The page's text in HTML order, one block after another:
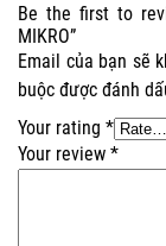
Be the first to
MIKRO”
Email của bạn sẽ
buộc được đánh
Your rating *
Your review *